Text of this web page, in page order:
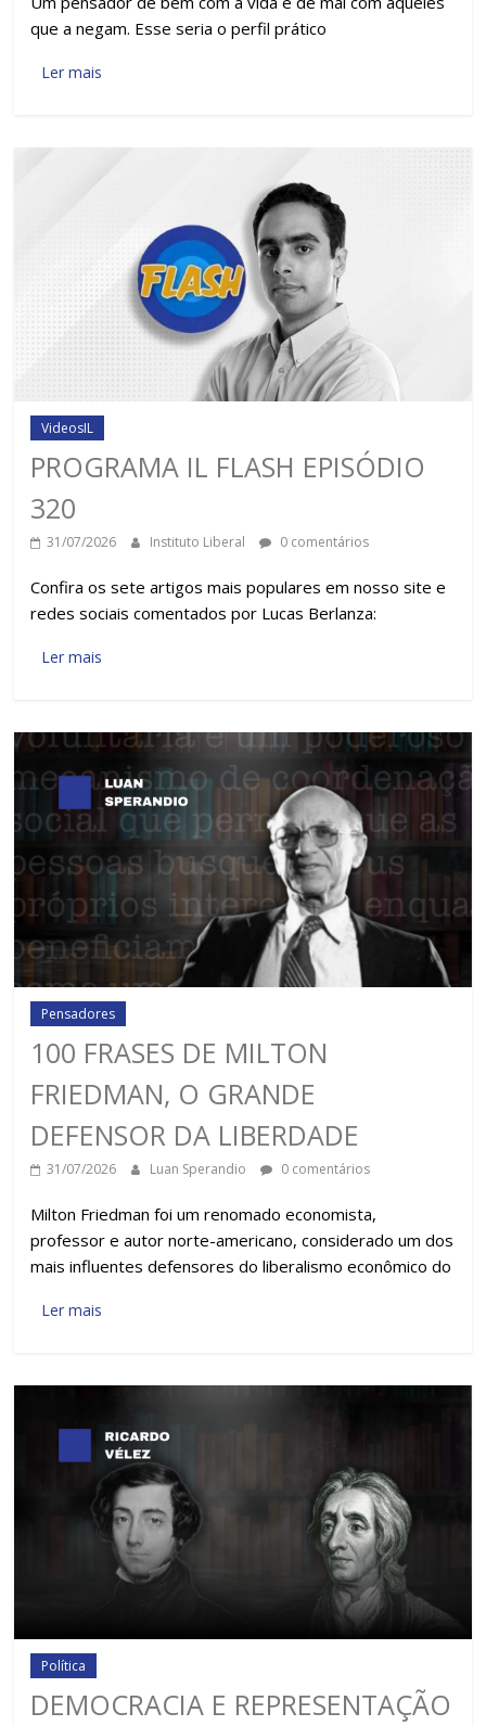
que a negam. Esse seria o perfil prático
Ler mais
VideosIL
PROGRAMA IL FLASH EPISÓDIO
320
31/07/2026 Instituto Liberal 0 comentários
Confira os sete artigos mais populares em nosso site e
redes sociais comentados por Lucas Berlanza:
Ler mais
Pensadores
100 FRASES DE MILTON
FRIEDMAN, O GRANDE
DEFENSOR DA LIBERDADE
31/07/2026 Luan Sperandio 0 comentários
Milton Friedman foi um renomado economista,
professor e autor norte-americano, considerado um dos
mais influentes defensores do liberalismo econômico do
Ler mais
Política
DEMOCRACIA E REPRESENTAÇÃO